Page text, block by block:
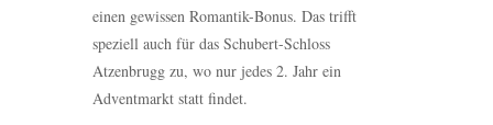
einen gewissen Romantik-Bonus. Das trifft
speziell auch für das Schubert-Schloss
Atzenbrugg zu, wo nur jedes 2. Jahr ein
Adventmarkt statt findet.